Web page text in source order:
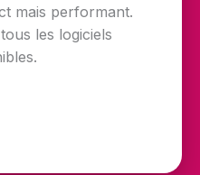
mais performant.
les logiciels